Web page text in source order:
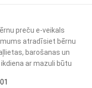
preču e-veikals
atradīsiet bērnu
barošanas un
ar mazuli būtu